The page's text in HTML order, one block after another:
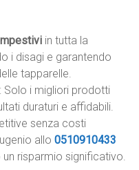
in tutta la
i disagi e garantendo
tapparelle.
: Solo i migliori prodotti
duraturi e affidabili.
senza costi
allo0510910433
risparmio significativo.